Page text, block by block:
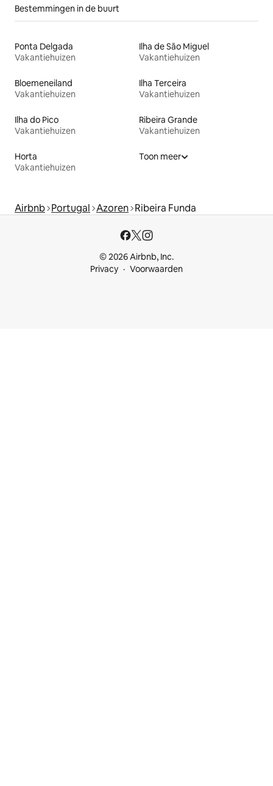
Bestemmingen in de buurt
Ponta Delgada
Vakantiehuizen
Ilha de São Miguel
Vakantiehuizen
Bloemeneiland
Vakantiehuizen
Ilha Terceira
Vakantiehuizen
Ilha do Pico
Vakantiehuizen
Ribeira Grande
Vakantiehuizen
Horta
Vakantiehuizen
Toon meer
Airbnb Portugal Azoren Ribeira Funda
© 2026 Airbnb, Inc.
Privacy
Voorwaarden